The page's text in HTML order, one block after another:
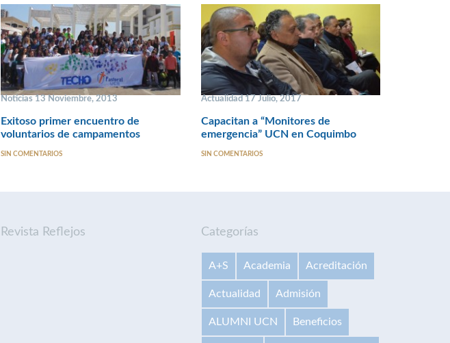
Noticias 13 Noviembre, 2013
Exitoso primer encuentro de
voluntarios de campamentos
SIN COMENTARIOS
Actualidad 17 Julio, 2017
Capacitan a “Monitores de
emergencia” UCN en Coquimbo
SIN COMENTARIOS
Revista Reflejos Categorías
A+S Academia Acreditación
Actualidad Admisión
ALUMNI UCN Beneficios